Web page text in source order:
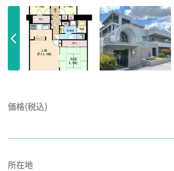
価格(税込)
所在地